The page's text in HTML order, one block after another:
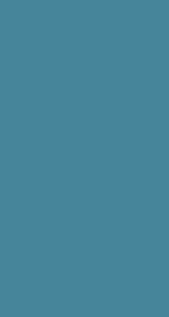
Yuko Hara a
9ème concours
Baseler
musique de
cordes